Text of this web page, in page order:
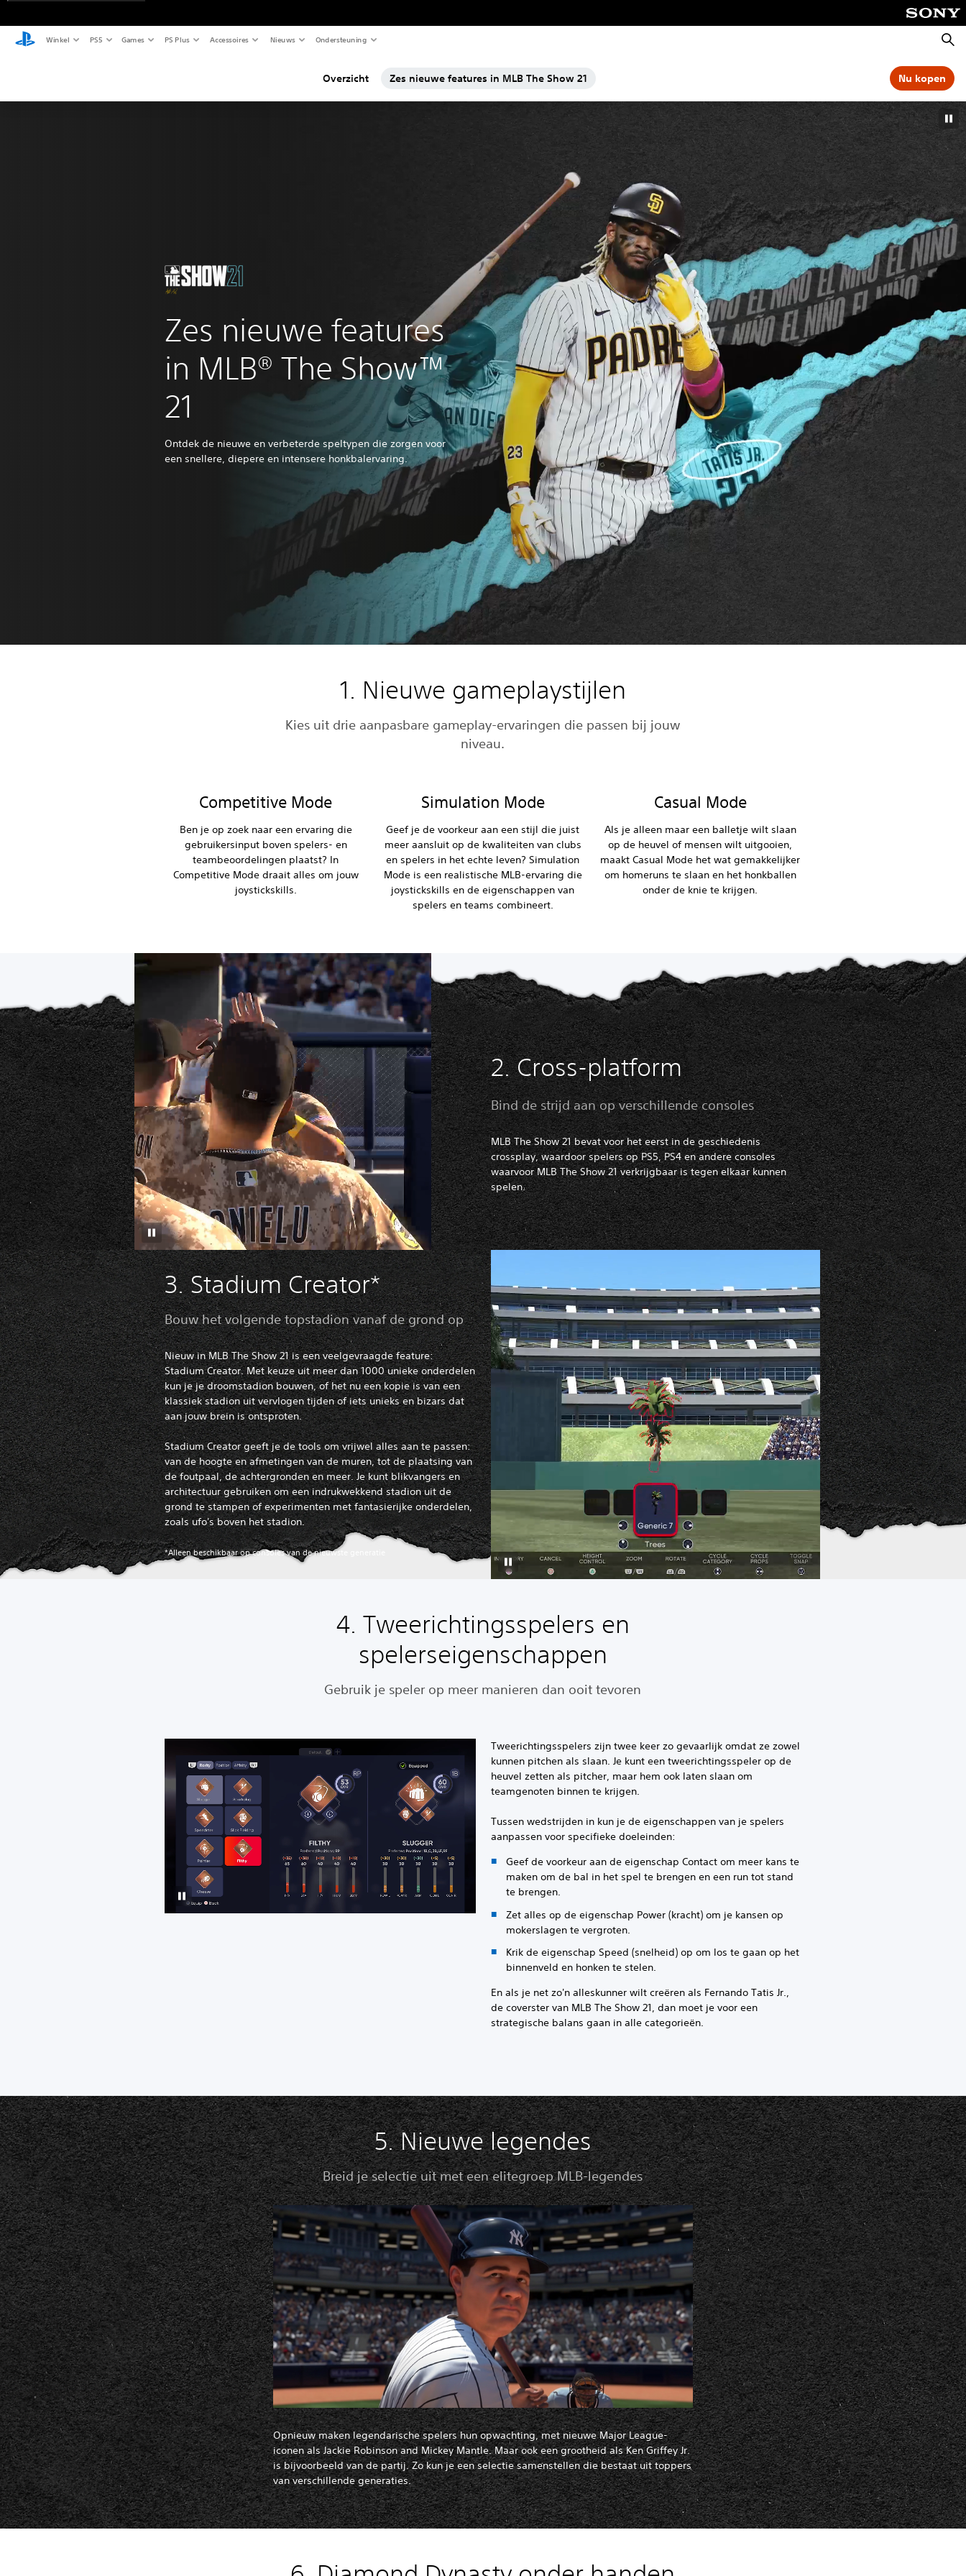
Winkel PS5 Games PS Plus Accessoires Nieuws Ondersteuning
Overzicht Zes nieuwe features in MLB The Show 21 Nu kopen
Zes nieuwe features
in MLB® The Show™
21
Ontdek de nieuwe en verbeterde speltypen die zorgen voor
een snellere, diepere en intensere honkbalervaring.
1. Nieuwe gameplaystijlen
Kies uit drie aanpasbare gameplay-ervaringen die passen bij jouw
niveau.
Competitive Mode
Ben je op zoek naar een ervaring die
gebruikersinput boven spelers- en
teambeoordelingen plaatst? In
Competitive Mode draait alles om jouw
joystickskills.
Simulation Mode
Geef je de voorkeur aan een stijl die juist
meer aansluit op de kwaliteiten van clubs
en spelers in het echte leven? Simulation
Mode is een realistische MLB-ervaring die
joystickskills en de eigenschappen van
spelers en teams combineert.
Casual Mode
Als je alleen maar een balletje wilt slaan
op de heuvel of mensen wilt uitgooien,
maakt Casual Mode het wat gemakkelijker
om homeruns te slaan en het honkballen
onder de knie te krijgen.
2. Cross-platform
Bind de strijd aan op verschillende consoles
MLB The Show 21 bevat voor het eerst in de geschiedenis
crossplay, waardoor spelers op PS5, PS4 en andere consoles
waarvoor MLB The Show 21 verkrijgbaar is tegen elkaar kunnen
spelen.
3. Stadium Creator*
Bouw het volgende topstadion vanaf de grond op
Nieuw in MLB The Show 21 is een veelgevraagde feature:
Stadium Creator. Met keuze uit meer dan 1000 unieke onderdelen
kun je je droomstadion bouwen, of het nu een kopie is van een
klassiek stadion uit vervlogen tijden of iets unieks en bizars dat
aan jouw brein is ontsproten.
Stadium Creator geeft je de tools om vrijwel alles aan te passen:
van de hoogte en afmetingen van de muren, tot de plaatsing van
de foutpaal, de achtergronden en meer. Je kunt blikvangers en
architectuur gebruiken om een indrukwekkend stadion uit de
grond te stampen of experimenten met fantasierijke onderdelen,
zoals ufo's boven het stadion.
*Alleen beschikbaar op consoles van de nieuwste generatie
4. Tweerichtingsspelers en
spelerseigenschappen
Gebruik je speler op meer manieren dan ooit tevoren
Tweerichtingsspelers zijn twee keer zo gevaarlijk omdat ze zowel
kunnen pitchen als slaan. Je kunt een tweerichtingsspeler op de
heuvel zetten als pitcher, maar hem ook laten slaan om
teamgenoten binnen te krijgen.
Tussen wedstrijden in kun je de eigenschappen van je spelers
aanpassen voor specifieke doeleinden:
Geef de voorkeur aan de eigenschap Contact om meer kans te
maken om de bal in het spel te brengen en een run tot stand
te brengen.
Zet alles op de eigenschap Power (kracht) om je kansen op
mokerslagen te vergroten.
Krik de eigenschap Speed (snelheid) op om los te gaan op het
binnenveld en honken te stelen.
En als je net zo'n alleskunner wilt creëren als Fernando Tatis Jr.,
de coverster van MLB The Show 21, dan moet je voor een
strategische balans gaan in alle categorieën.
5. Nieuwe legendes
Breid je selectie uit met een elitegroep MLB-legendes
Opnieuw maken legendarische spelers hun opwachting, met nieuwe Major League-
iconen als Jackie Robinson and Mickey Mantle. Maar ook een grootheid als Ken Griffey Jr.
is bijvoorbeeld van de partij. Zo kun je een selectie samenstellen die bestaat uit toppers
van verschillende generaties.